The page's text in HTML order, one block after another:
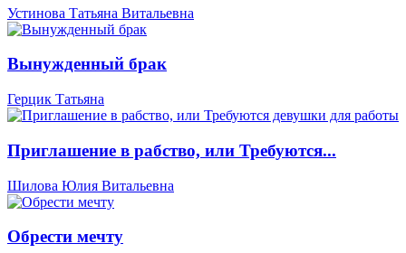
Устинова Татьяна Витальевна
Вынужденный брак
Герцик Татьяна
Приглашение в рабство, или Требуются...
Шилова Юлия Витальевна
Обрести мечту